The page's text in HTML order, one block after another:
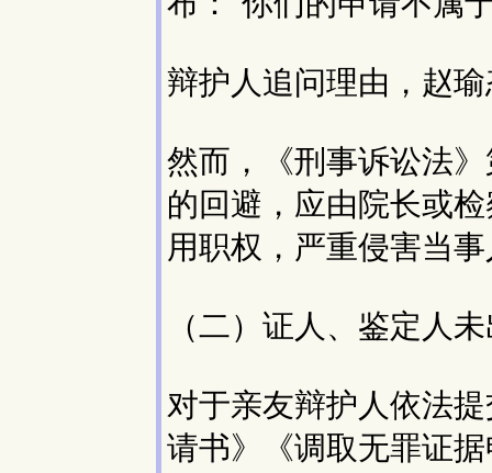
辩护人追问理由，赵
然而，《刑事诉讼法
的回避，应由院长或
用职权，严重侵害当
（二）证人、鉴定人
对于亲友辩护人依法
请书》《调取无罪证